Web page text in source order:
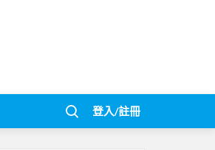
登入/註冊